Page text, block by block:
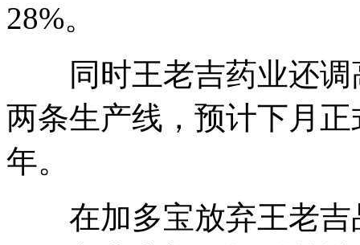
28%。
同时王老吉药业还调
两条生产线，预计下月
年。
在加多宝放弃王老吉